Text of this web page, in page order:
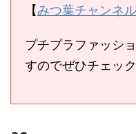
【みつ葉チャンネル
プチプラファッシ
すのでぜひチェッ